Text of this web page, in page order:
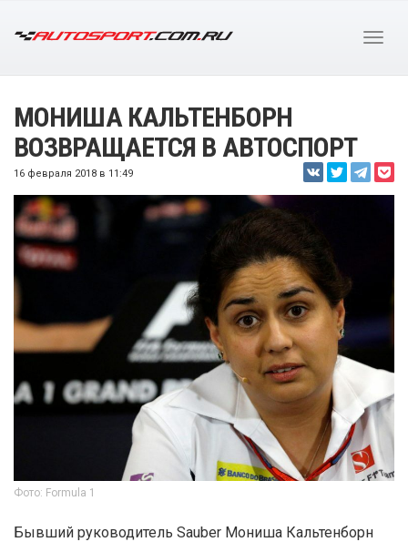
МОНИША КАЛЬТЕНБОРН
ВОЗВРАЩАЕТСЯ В АВТОСПОРТ
16 февраля 2018 в 11:49
Фото: Formula 1
Бывший руководитель Sauber Мониша Кальтенборн